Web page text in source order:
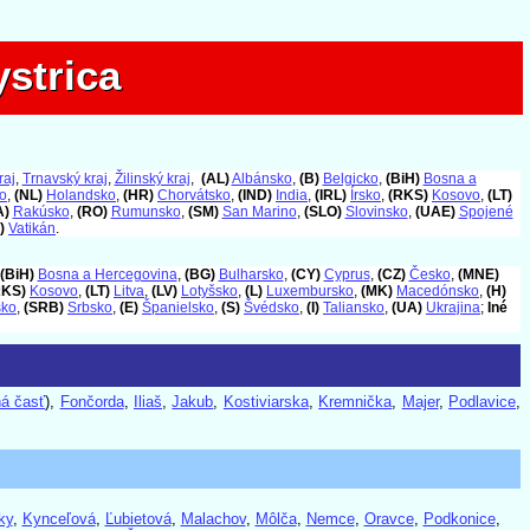
, Trnavský kraj, Žilinský kraj, (AL)Albánsko, (B) Belgicko, (BiH) Bosna a
, (NL) Holandsko, (HR) Chorvátsko, (IND) India, (IRL) Írsko, (RKS) Kosovo, (LT)
Rakúsko, (RO) Rumunsko, (SM) San Marino, (SLO) Slovinsko, (UAE) Spojené
Vatikán.
(BiH) Bosna a Hercegovina, (BG) Bulharsko, (CY) Cyprus, (CZ) Česko, (MNE)
Kosovo, (LT) Litva, (LV) Lotyšsko, (L) Luxembursko, (MK) Macedónsko, (H)
, (SRB) Srbsko, (E) Španielsko, (S) Švédsko, (I) Taliansko, (UA) Ukrajina; Iné
časť), Fončorda, Iliaš,Jakub, Kostiviarska, Kremnička, Majer, Podlavice,
, Kynceľová, Ľubietová, Malachov, Môlča, Nemce, Oravce, Podkonice,